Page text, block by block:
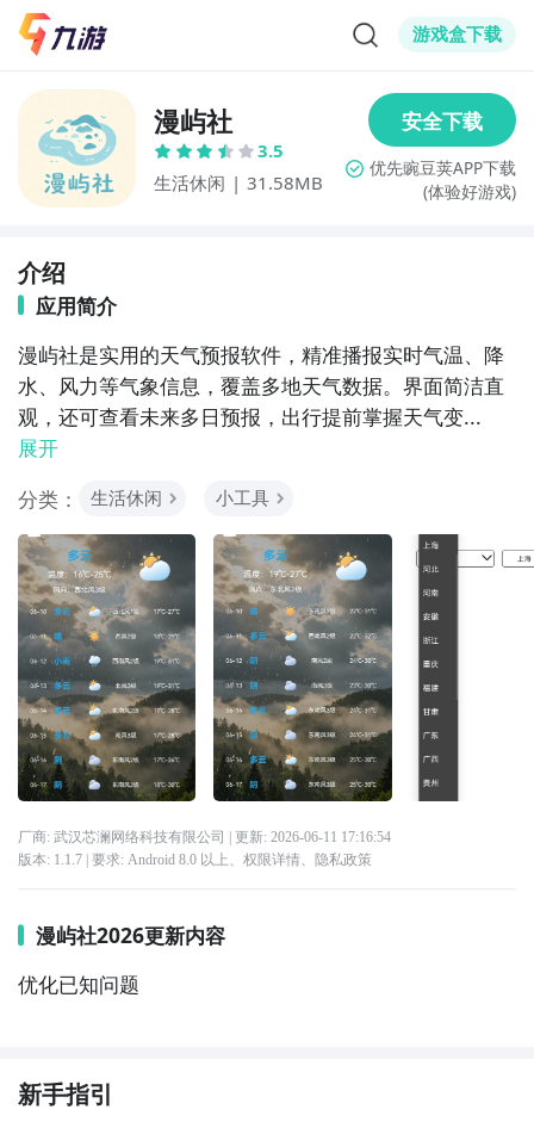
游戏盒下载
漫屿社
3.5
生活休闲 | 31.58MB (体验好游戏)
介绍
应用简介
漫屿社是实用的天气预报软件，精准播报实时气温、降
水、风力等气象信息，覆盖多地天气数据。界面简洁直
观，还可查看未来多日预报，出行提前掌握天气变...
展开
分类：
生活休闲 小工具
厂商: 武汉芯澜网络科技有限公司 | 更新: 2026-06-11 17:16:54
版本: 1.1.7| 要求: Android 8.0 以上、 权限详情、 隐私政策
漫屿社2026更新内容
优化已知问题
新手指引